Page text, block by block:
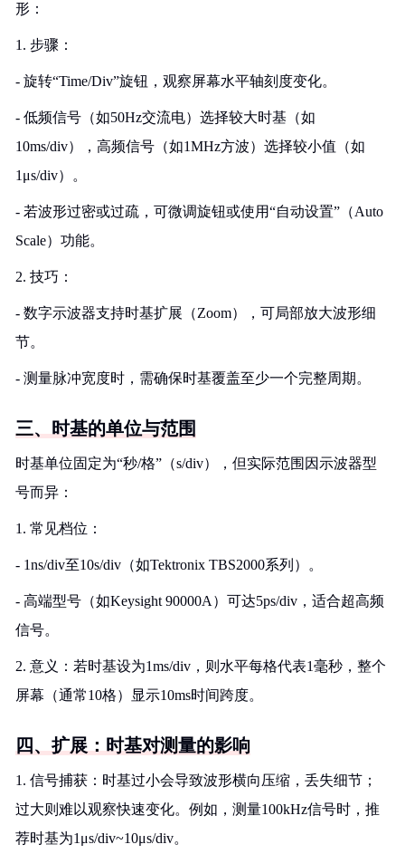
形：
1. 步骤：
- 旋转“Time/Div”旋钮，观察屏幕水平轴刻度变化。
- 低频信号（如50Hz交流电）选择较大时基（如
10ms/div），高频信号（如1MHz方波）选择较小值（如
1μs/div）。
- 若波形过密或过疏，可微调旋钮或使用“自动设置”（Auto
Scale）功能。
2. 技巧：
- 数字示波器支持时基扩展（Zoom），可局部放大波形细
节。
- 测量脉冲宽度时，需确保时基覆盖至少一个完整周期。
三、时基的单位与范围
时基单位固定为“秒/格”（s/div），但实际范围因示波器型
号而异：
1. 常见档位：
- 1ns/div至10s/div（如Tektronix TBS2000系列）。
- 高端型号（如Keysight 90000A）可达5ps/div，适合超高频
信号。
2. 意义：若时基设为1ms/div，则水平每格代表1毫秒，整个
屏幕（通常10格）显示10ms时间跨度。
四、扩展：时基对测量的影响
1. 信号捕获：时基过小会导致波形横向压缩，丢失细节；
过大则难以观察快速变化。例如，测量100kHz信号时，推
荐时基为1μs/div~10μs/div。